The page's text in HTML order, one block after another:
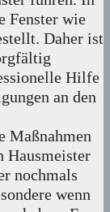
Fenster wie
Daher ist
Hilfe
an den
Maßnahmen
Hausmeister
nochmals
wenn